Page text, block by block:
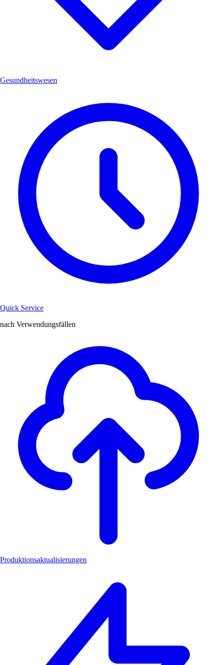
Gesundheitswesen
Quick Service
nach Verwendungsfällen
Produktionsaktualisierungen